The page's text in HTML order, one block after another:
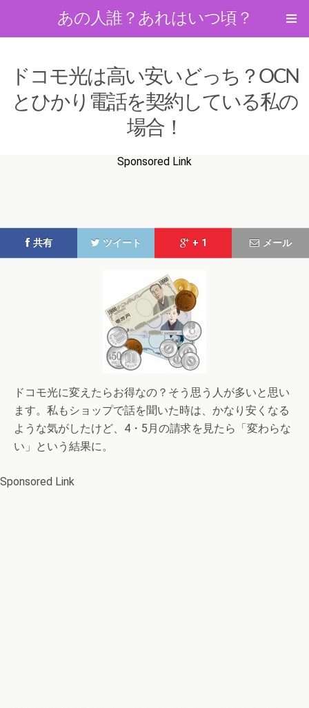
あの人誰？あれはいつ頃？
ドコモ光は高い安いどっち？OCN
とひかり電話を契約している私の
場合！
Sponsored Link
共有 ツイート + 1 メール
ドコモ光に変えたらお得なの？そう思う人が多いと思い
ます。私もショップで話を聞いた時は、かなり安くなる
ような気がしたけど、4・5月の請求を見たら「変わらな
い」という結果に。
Sponsored Link